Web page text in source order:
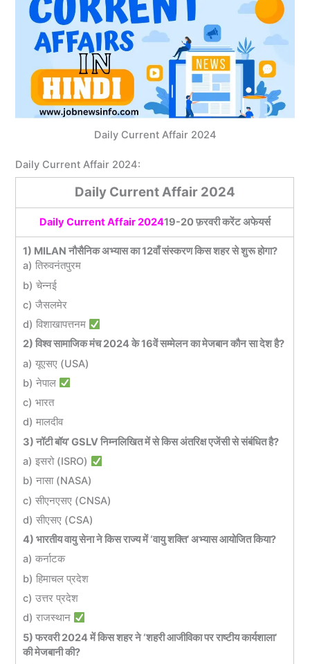
Daily Current Affair 2024
Daily Current Affair 2024:
Daily Current Affair 2024
Daily Current Affair 202419-20 फ़रवरी करेंट अफेयर्स
1) MILAN नौसैनिक अभ्यास का 12वाँ संस्करण किस शहर से शुरू होगा?
a) तिरुवनंतपुरम
b) चेन्नई
c) जैसलमेर
d) विशाखापत्तनम
2) विश्व सामाजिक मंच 2024 के 16वें सम्मेलन का मेजबान कौन सा देश है?
a) यूएसए (USA)
b) नेपाल
c) भारत
d) मालदीव
3) नॉटी बॉय’ GSLV निम्नलिखित में से किस अंतरिक्ष एजेंसी से संबंधित है?
a) इसरो (ISRO)
b) नासा (NASA)
c) सीएनएसए (CNSA)
d) सीएसए (CSA)
4) भारतीय वायु सेना ने किस राज्य में ‘वायु शक्ति’ अभ्यास आयोजित किया?
a) कर्नाटक
b) हिमाचल प्रदेश
c) उत्तर प्रदेश
d) राजस्थान
5) फरवरी 2024 में किस शहर ने ‘शहरी आजीविका पर राष्टीय कार्यशाला’
की मेजबानी की?